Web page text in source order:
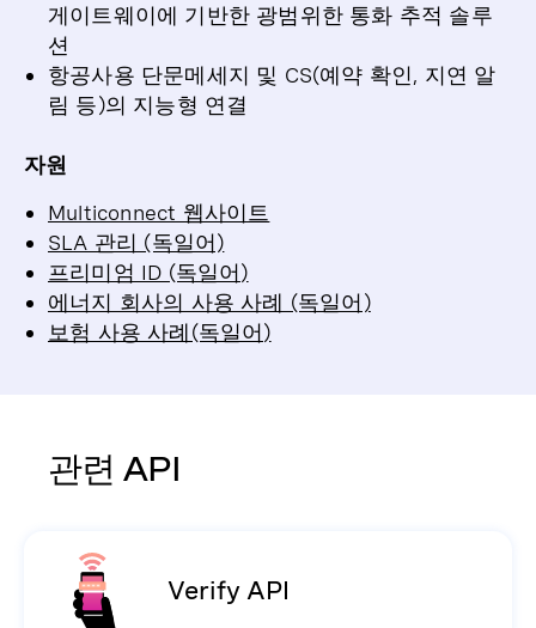
게이트웨이에 기반한 광범위한 통화 추적 솔루
션
항공사용 단문메세지 및 CS(예약 확인, 지연 알
림 등)의 지능형 연결
자원
Multiconnect 웹사이트
SLA 관리 (독일어)
프리미엄 ID (독일어)
에너지 회사의 사용 사례 (독일어)
보험 사용 사례(독일어)
관련 API
Verify API